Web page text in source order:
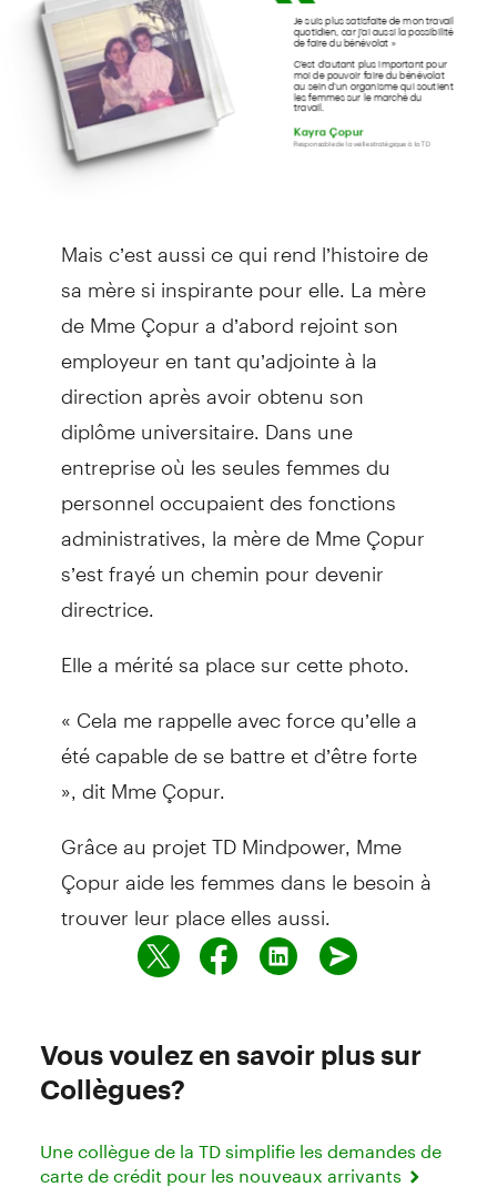
Mais c’est aussi ce qui rend l’histoire de
sa mère si inspirante pour elle. La mère
de Mme Çopur a d’abord rejoint son
employeur en tant qu’adjointe à la
direction après avoir obtenu son
diplôme universitaire. Dans une
entreprise où les seules femmes du
personnel occupaient des fonctions
administratives, la mère de Mme Çopur
s’est frayé un chemin pour devenir
directrice.
Elle a mérité sa place sur cette photo.
« Cela me rappelle avec force qu’elle a
été capable de se battre et d’être forte
», dit Mme Çopur.
Grâce au projet TD Mindpower, Mme
Çopur aide les femmes dans le besoin à
trouver leur place elles aussi.
Vous voulez en savoir plus sur
Collègues?
Une collègue de la TD simplifie les demandes de
carte de crédit pour les nouveaux arrivants